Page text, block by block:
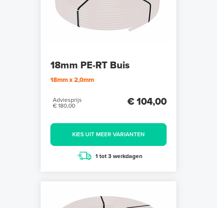
18mm PE-RT Buis
18mm x 2,0mm
Adviesprijs
€ 180,00
€ 104,00
KIES UIT MEER VARIANTEN
1 tot 3 werkdagen